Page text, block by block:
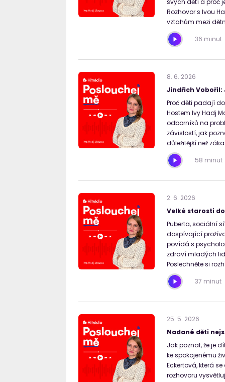
Rozhovor s Ivou
vztahům mezi
36 minut
8. 6. 2026
Jindřich
Proč děti padají
Hostem Ivy Hadj
odborníků na
závislostí, jak
důležitější než
58 minut
2. 6. 2026
Velké starosti
Puberta, sociální
dospívající
povídá s
zdraví mladých
Poslechněte si
37 minut
25. 5. 2026
Nadané děti
Jak poznat, že je
ke spokojenému
Eckertová, která
rozhovoru